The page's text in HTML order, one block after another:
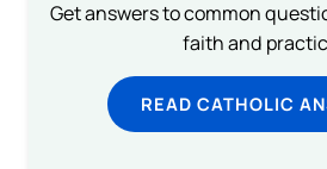
Get answers to common
faith and
READ CATHOLIC